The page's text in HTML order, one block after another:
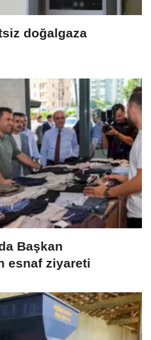
doğalgaza
Başkan
esnaf ziyareti